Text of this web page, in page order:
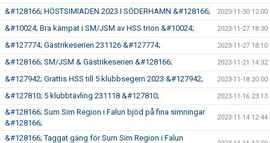
&#128166; HÖSTSIMIADEN 2023 I SÖDERHAMN &#128166; 2023-11-30 12:00
&#10024; Bra kämpat i SM/JSM av HSS trion &#10024; 2023-11-27 18:30
&#127774; Gästrikeserien 231126 &#127774; 2023-11-27 18:10
&#128166; SM/JSM & Gästrikeserien &#128166; 2023-11-21 14:32
&#127942; Grattis HSS till 5 klubbsegern 2023 &#127942; 2023-11-18 20:00
&#127810; 5 klubbtävling 231118 &#127810; 2023-11-16 23:13
&#128166; Sum Sim Region i Falun bjöd på fina simningar
&#128166;
2023-11-14 12:44
&#128166; Taggat gäng för Sum Sim Region i Falun